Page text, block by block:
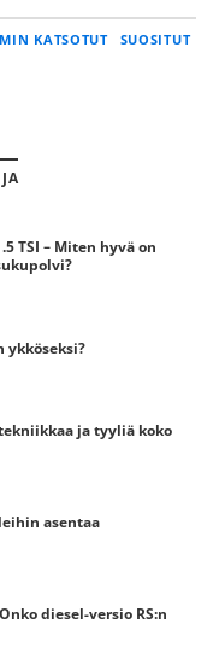
KATSOTUT SUOSITUT
TSI – Miten hyvä on
ykköseksi?
ja tyyliä koko
asentaa
diesel-versio RS:n